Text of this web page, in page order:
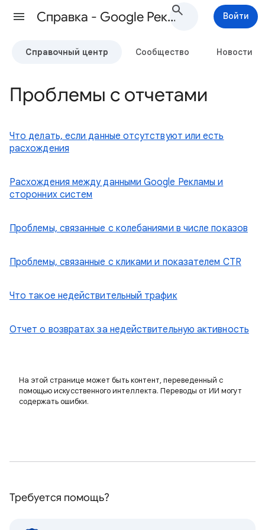
Cправка - Google Реклама Войти
Справочный центр Сообщество Новости
Проблемы с отчетами
Что делать, если данные отсутствуют или есть
расхождения
Расхождения между данными Google Рекламы и
сторонних систем
Проблемы, связанные с колебаниями в числе показов
Проблемы, связанные с кликами и показателем CTR
Что такое недействительный трафик
Отчет о возвратах за недействительную активность
На этой странице может быть контент, переведенный с
помощью искусственного интеллекта. Переводы от ИИ могут
содержать ошибки.
Требуется помощь?